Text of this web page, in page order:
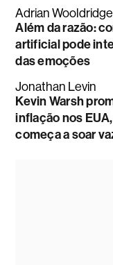
Adrian Wooldridge
Além da razão:
artificial pode
das emoções
Jonathan Levin
Kevin Warsh
inflação nos
começa a soar